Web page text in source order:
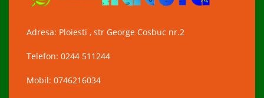
Adresa: Ploiesti , str George Cosbuc nr.2
Telefon: 0244 511244
Mobil: 0746216034